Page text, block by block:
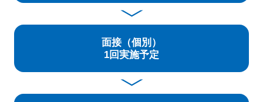
面接（個別）
1回実施予定